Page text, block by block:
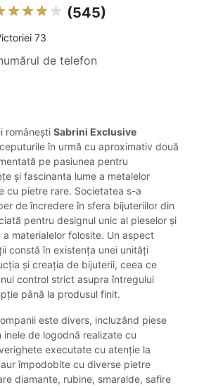
(545)
73
de telefon
românești Sabrini Exclusive
în urmă cu aproximativ două
pe pasiunea pentru
și fascinanta lume a metalelor
cu pietre rare. Societatea s-a
de încredere în sfera bijuteriilor din
pentru designul unic al pieselor și
materialelor folosite. Un aspect
constă în existența unei unități
și creația de bijuterii, ceea ce
control strict asupra întregului
până la produsul finit.
este divers, incluzând piese
de logodnă realizate cu
executate cu atenție la
împodobite cu diverse pietre
diamante, rubine, smaralde, safire